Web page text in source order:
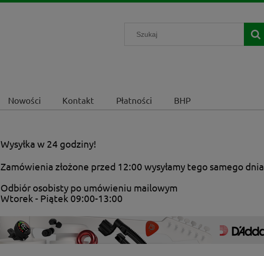
Nowości Kontakt Płatności BHP
Wysyłka w 24 godziny!
Zamówienia złożone przed 12:00 wysyłamy tego samego dnia
Odbiór osobisty po umówieniu mailowym
Wtorek - Piątek 09:00-13:00